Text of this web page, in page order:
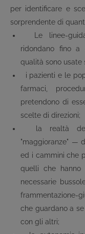
per identificare e
sorprendente di
Le linee-guida
ridondano fino
qualità sono usate
i pazienti e le
farmaci,
pretendono di
scelte di direzioni;
la realtà del
"maggioranze" —
ed i cammini che
quelli che
necessarie
frammentazione-
che guardano a
con gli altri;